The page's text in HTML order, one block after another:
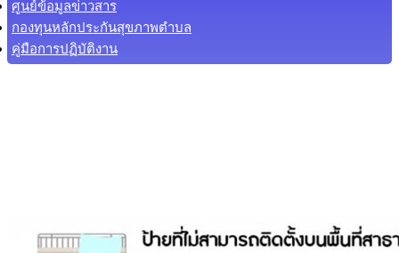
ศูนย์ข้อมูลข่าวสาร
กองทุนหลักประกันสุขภาพตำบล
คู่มือการปฏิบัติงาน